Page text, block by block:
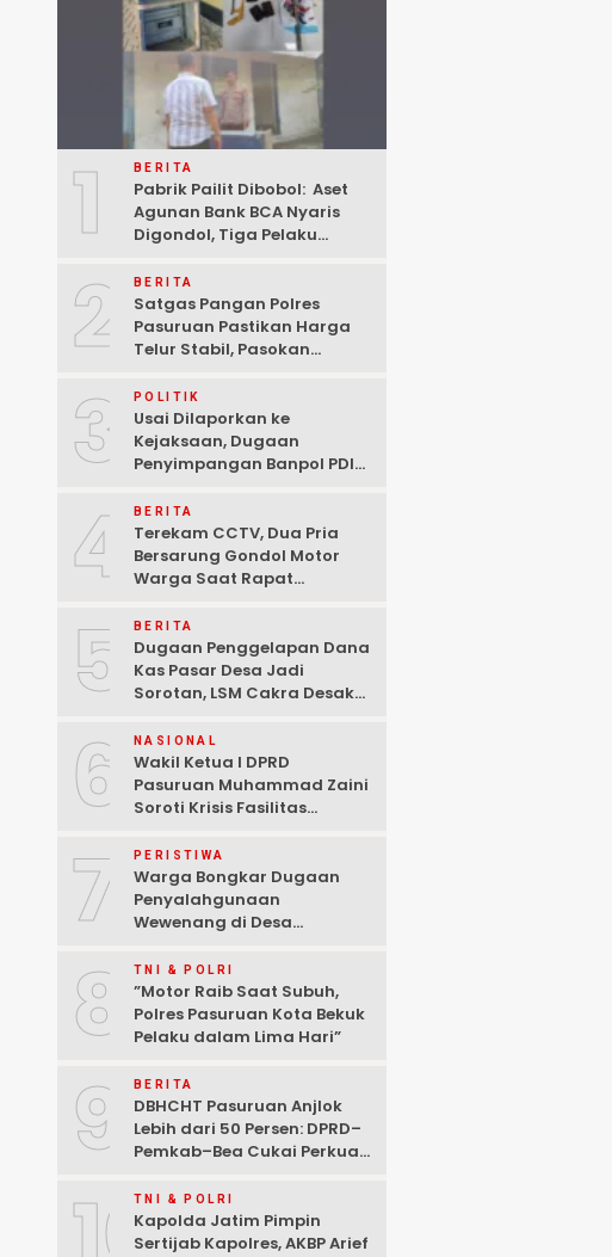
1 BERITA
Pabrik Pailit Dibobol: Aset
Agunan Bank BCA Nyaris
Digondol, Tiga Pelaku
Pasuruan
2 BERITA
Satgas Pangan Polres
Pasuruan Pastikan Harga
Telur Stabil, Pasokan
Kekhawatiran Fluktuasi
3 POLITIK
Usai Dilaporkan ke
Kejaksaan, Dugaan
Penyimpangan Banpol PDIP
Tuntas “6 Eks Ketua PAC
Cabut Laporan”
4 BERITA
Terekam CCTV, Dua Pria
Bersarung Gondol Motor
Warga Saat Rapat
5 BERITA
Dugaan Penggelapan Dana
Kas Pasar Desa Jadi
Sorotan, LSM Cakra Desak
6 NASIONAL
Wakil Ketua I DPRD
Pasuruan Muhammad Zaini
Soroti Krisis Fasilitas
Anggaran
7 PERISTIWA
Warga Bongkar Dugaan
Penyalahgunaan
Wewenang di Desa
Mencuat
8 TNI & POLRI
‎”Motor Raib Saat Subuh,
Polres Pasuruan Kota Bekuk
Pelaku dalam Lima Hari” ‎
9 BERITA
DBHCHT Pasuruan Anjlok
Lebih dari 50 Persen: DPRD–
Pemkab–Bea Cukai Perkuat
Rokok Ilegal
TNI & POLRI
Kapolda Jatim Pimpin
Sertijab Kapolres, AKBP Arief